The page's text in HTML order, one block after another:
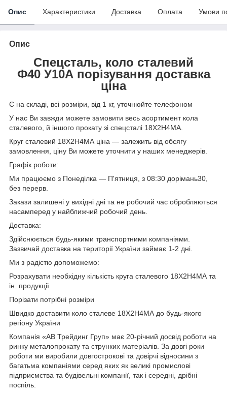
Опис Характеристики Доставка Оплата Умови
Опис
Спецсталь, коло сталевий
Ф40 У10Апорізування доставка
ціна
Є на складі, всі розміри, від 1 кг, уточнюйте телефоном
У нас Ви завжди можете замовити весь асортимент кола
сталевого, й іншого прокату зі спецсталі 18Х2Н4МА.
Круг сталевий 18Х2Н4МА ціна — залежить від обсягу
замовлення, ціну Ви можете уточнити у наших менеджерів.
Графік роботи:
Ми працюємо з Понеділка — П'ятниця, з 08:30 дорімань30,
без перерв.
Закази залишені у вихідні дні та не робочий час обробляються
насамперед у найближчий робочий день.
Доставка:
Здійснюється будь-якими транспортними компаніями.
Зазвичай доставка на території України займає 1-2 дні.
Ми з радістю допоможемо:
Розрахувати необхідну кількість круга сталевого 18Х2Н4МА та
ін. продукції
Порізати потрібні розміри
Швидко доставити коло сталеве 18Х2Н4МА до будь-якого
регіону України
Компанія «АВ Трейдинг Груп» має 20-річний досвід роботи на
ринку металопрокату та струнких матеріалів. За довгі роки
роботи ми виробили довгострокові та довірчі відносини з
багатьма компаніями серед яких як великі промислові
підприємства та будівельні компанії, так і середні, дрібні
поспіль.